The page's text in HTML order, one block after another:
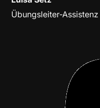
Übungsleiter-Assistenz